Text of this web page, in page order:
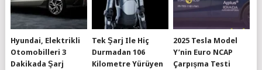
Hyundai, Elektrikli
Otomobilleri 3
Dakikada Şarj
Tek Şarj Ile Hiç
Durmadan 106
Kilometre Yürüyen
2025 Tesla Model
Y’nin Euro NCAP
Çarpışma Testi